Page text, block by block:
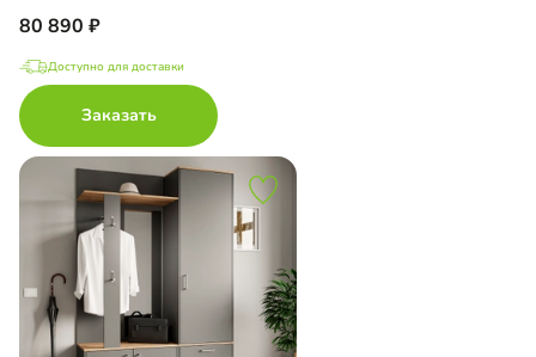
80 890
Доступно для доставки
Заказать